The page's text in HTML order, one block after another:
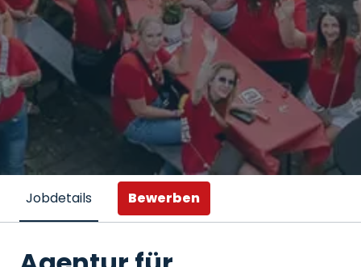
Jobdetails Bewerben